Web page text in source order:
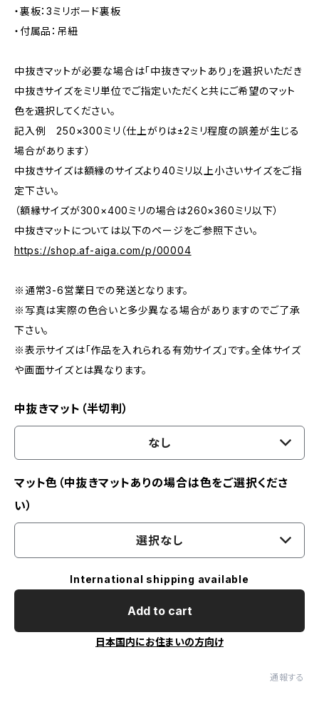
・裏板：3ミリボード裏板
・付属品：吊紐
中抜きマットが必要な場合は「中抜きマットあり」を選択いただき
中抜きサイズをミリ単位でご指定いただくと共にご希望のマット
色を選択してください。
記入例 250×300ミリ（仕上がりは±2ミリ程度の誤差が生じる
場合があります）
中抜きサイズは額縁のサイズより40ミリ以上小さいサイズをご指
定下さい。
（額縁サイズが300×400ミリの場合は260×360ミリ以下）
中抜きマットについては以下のページをご参照下さい。
https://shop.af-aiga.com/p/00004
※通常3-6営業日での発送となります。
※写真は実際の色合いと多少異なる場合がありますのでご了承
下さい。
※表示サイズは「作品を入れられる有効サイズ」です。全体サイズ
や画面サイズとは異なります。
中抜きマット（半切判）
なし
マット色（中抜きマットありの場合は色をご選択くださ
い）
選択なし
International shipping available
Add to cart
日本国内にお住まいの方向け
通報する